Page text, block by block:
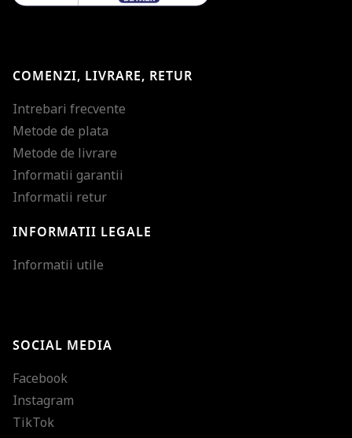
COMENZI, LIVRARE, RETUR
Intrebari frecvente
Metode de plata
Metode de livrare
Informatii garantii
Informatii retur
INFORMATII LEGALE
Informatii utile
SOCIAL MEDIA
Facebook
Instagram
TikTok